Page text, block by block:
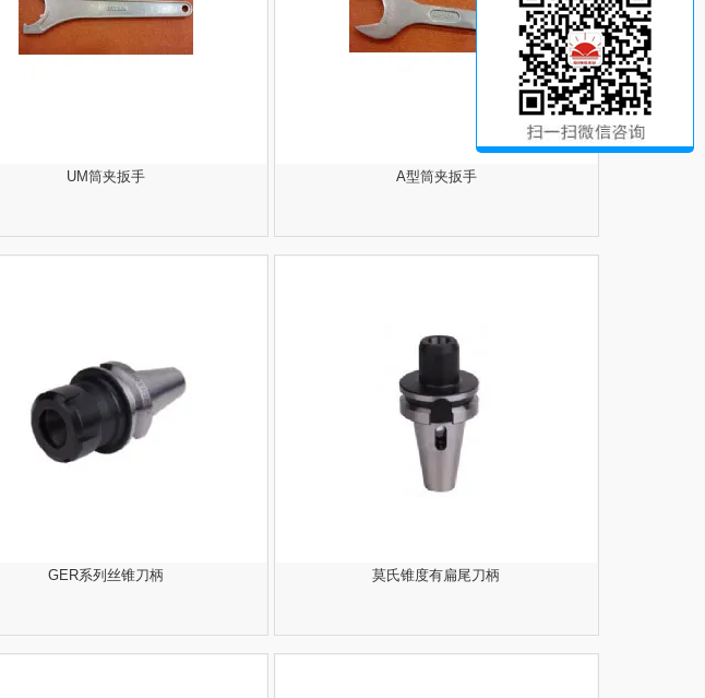
UM筒夹扳手 A型筒夹扳手
GER系列丝锥刀柄 莫氏锥度有扁尾刀柄